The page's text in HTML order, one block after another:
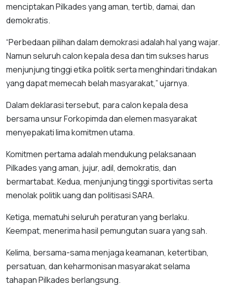
menciptakan Pilkades yang aman, tertib, damai, dan
demokratis.
“Perbedaan pilihan dalam demokrasi adalah hal yang wajar.
Namun seluruh calon kepala desa dan tim sukses harus
menjunjung tinggi etika politik serta menghindari tindakan
yang dapat memecah belah masyarakat,” ujarnya.
Dalam deklarasi tersebut, para calon kepala desa
bersama unsur Forkopimda dan elemen masyarakat
menyepakati lima komitmen utama.
Komitmen pertama adalah mendukung pelaksanaan
Pilkades yang aman, jujur, adil, demokratis, dan
bermartabat. Kedua, menjunjung tinggi sportivitas serta
menolak politik uang dan politisasi SARA.
Ketiga, mematuhi seluruh peraturan yang berlaku.
Keempat, menerima hasil pemungutan suara yang sah.
Kelima, bersama-sama menjaga keamanan, ketertiban,
persatuan, dan keharmonisan masyarakat selama
tahapan Pilkades berlangsung.